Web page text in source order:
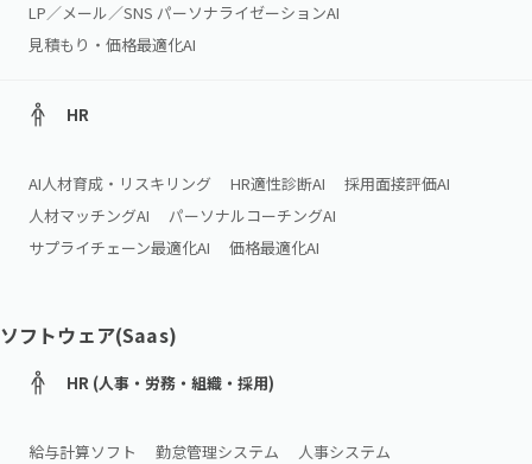
LP／メール／SNS パーソナライゼーションAI
見積もり・価格最適化AI
HR
AI人材育成・リスキリング HR適性診断AI
採用面接評価AI
人材マッチングAI
パーソナルコーチングAI
サプライチェーン最適化AI
価格最適化AI
ソフトウェア(Saas)
HR (人事・労務・組織・採用)
給与計算ソフト 勤怠管理システム
人事システム